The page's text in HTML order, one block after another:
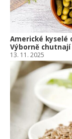
Americké kyselé
Výborně
13. 11. 2025